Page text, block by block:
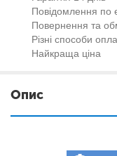
Повідомлення по
Повернення та
Різні способи
Найкраща ціна
Опис